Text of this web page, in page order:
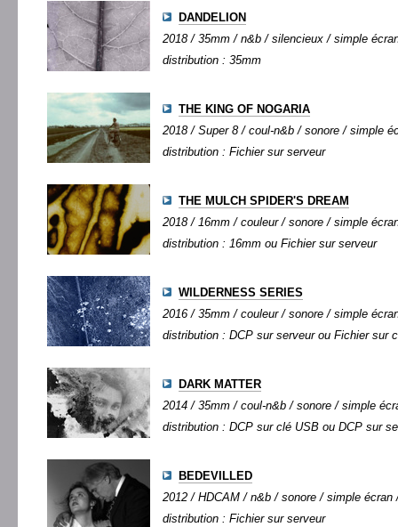
DANDELION
2018 / 35mm / n&b / silencieux / simple
distribution : 35mm
THE KING OF NOGARIA
2018 / Super 8 / coul-n&b / sonore / simple
distribution : Fichier sur serveur
THE MULCH SPIDER'S DREAM
2018 / 16mm / couleur / sonore / simple
distribution : 16mm ou Fichier sur serveur
WILDERNESS SERIES
2016 / 35mm / couleur / sonore / simple
distribution : DCP sur serveur ou Fichier sur
DARK MATTER
2014 / 35mm / coul-n&b / sonore / simple
distribution : DCP sur clé USB ou DCP sur
BEDEVILLED
2012 / HDCAM / n&b / sonore / simple écran
distribution : Fichier sur serveur